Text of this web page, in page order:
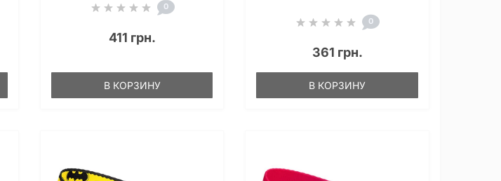
0
411 грн.
В КОРЗИНУ
0
361 грн.
В КОРЗИНУ